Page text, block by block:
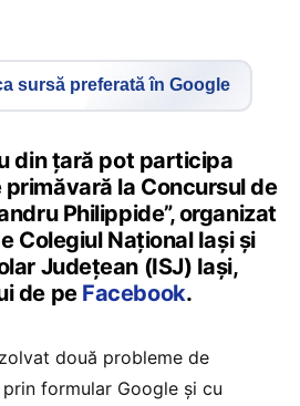
sursă preferată în Google
din țară pot participa
la Concursul de
Philippide”, organizat
Colegiul Național Iași și
Județean (ISJ) Iași,
de pe Facebook.
două probleme de
formular Google și cu